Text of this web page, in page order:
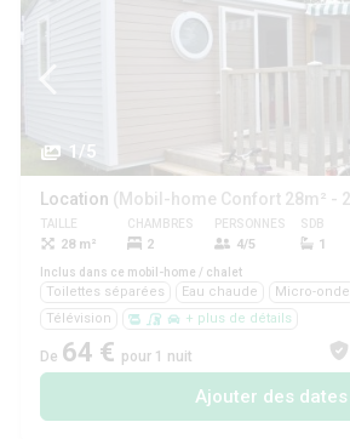
1/5
Location
TAILLE
28 m²
CHAMBRES
2
PERSONNES
4/5
SDB
1
Inclus dans ce mobil-home / chalet
Toilettes séparées Eau chaude Micro-onde
Télévision
+ plus de détails
De 64 € pour 1 nuit
Ajouter des dates